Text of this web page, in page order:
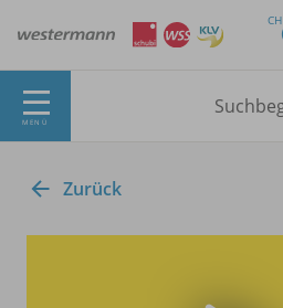
CH
MENÜ
Zurück